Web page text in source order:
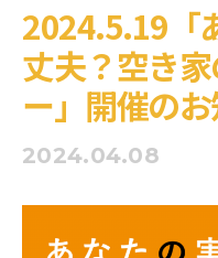
2024.5.19「
丈夫？空き
ー」開催の
2024.04.08